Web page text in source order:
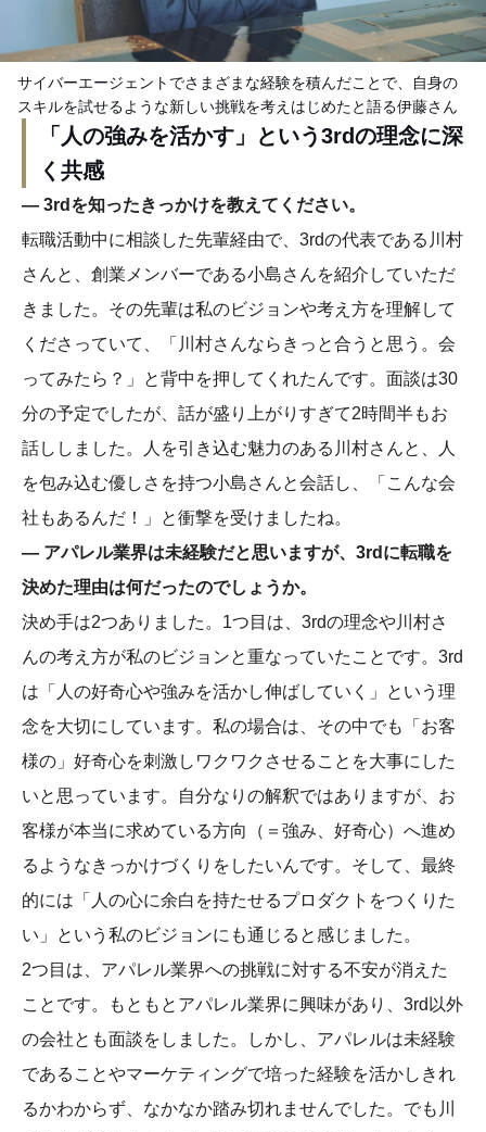
サイバーエージェントでさまざまな経験を積んだことで、自身の
スキルを試せるような新しい挑戦を考えはじめたと語る伊藤さん
「人の強みを活かす」という3rdの理念に深
く共感
― 3rdを知ったきっかけを教えてください。
転職活動中に相談した先輩経由で、3rdの代表である川村
さんと、創業メンバーである小島さんを紹介していただ
きました。その先輩は私のビジョンや考え方を理解して
くださっていて、「川村さんならきっと合うと思う。会
ってみたら？」と背中を押してくれたんです。面談は30
分の予定でしたが、話が盛り上がりすぎて2時間半もお
話ししました。人を引き込む魅力のある川村さんと、人
を包み込む優しさを持つ小島さんと会話し、「こんな会
社もあるんだ！」と衝撃を受けましたね。
― アパレル業界は未経験だと思いますが、3rdに転職を
決めた理由は何だったのでしょうか。
決め手は2つありました。1つ目は、3rdの理念や川村さ
んの考え方が私のビジョンと重なっていたことです。3rd
は「人の好奇心や強みを活かし伸ばしていく」という理
念を大切にしています。私の場合は、その中でも「お客
様の」好奇心を刺激しワクワクさせることを大事にした
いと思っています。自分なりの解釈ではありますが、お
客様が本当に求めている方向（＝強み、好奇心）へ進め
るようなきっかけづくりをしたいんです。そして、最終
的には「人の心に余白を持たせるプロダクトをつくりた
い」という私のビジョンにも通じると感じました。
2つ目は、アパレル業界への挑戦に対する不安が消えた
ことです。もともとアパレル業界に興味があり、3rd以外
の会社とも面談をしました。しかし、アパレルは未経験
であることやマーケティングで培った経験を活かしきれ
るかわからず、なかなか踏み切れませんでした。でも川